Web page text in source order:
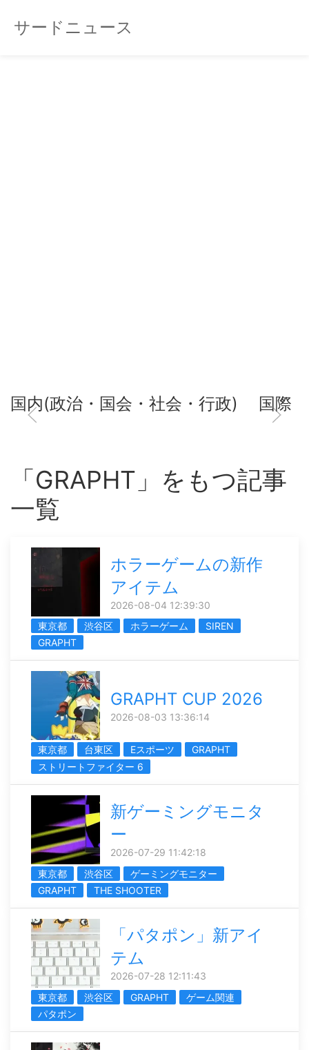
サードニュース
国内(政治・国会・社会・行政) 国際
「GRAPHT」をもつ記事
一覧
ホラーゲームの新作
アイテム
2026-08-04 12:39:30
東京都
渋谷区 ホラーゲーム
SIREN
GRAPHT
GRAPHT CUP 2026
2026-08-03 13:36:14
東京都 台東区 Eスポーツ
GRAPHT
ストリートファイター 6
新ゲーミングモニタ
ー
2026-07-29 11:42:18
東京都
渋谷区
ゲーミングモニター
GRAPHT
THE SHOOTER
「パタポン」新アイ
テム
2026-07-28 12:11:43
東京都
渋谷区 GRAPHT
ゲーム関連
パタポン